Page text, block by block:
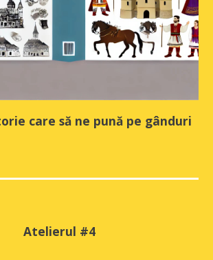
care să ne punăpe gânduri
Atelierul #4